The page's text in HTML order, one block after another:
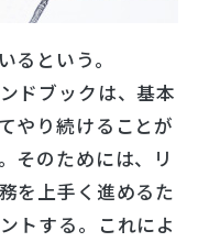
るという。
ドブックは、基本
やり続けることが
そのためには、リ
を上手く進めるた
トする。これによ